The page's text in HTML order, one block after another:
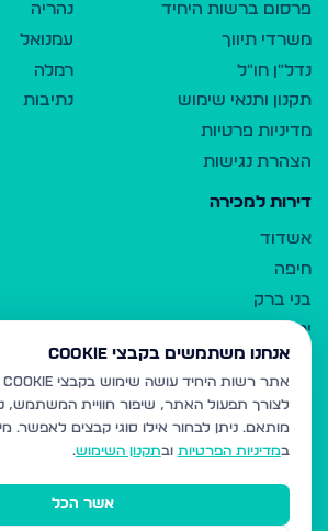
פרסום ברשות היחיד
משרדי תיווך
נדל"ן חו"ל
תקנון ותנאי שימוש
מדיניות פרטיות
הצהרת נגישות
נהריה
עמנואל
רמלה
נתיבות
דירות למכירה
אשדוד
חיפה
בני ברק
ירושלים
אלעד
גבעת זאב
בית שמש
רכסים
מודיעין עילית
אנחנו משתמשים בקבצי Cookie
לצורך תפעול האתר, שיפור חוויית המשתמש,
מותאם. ניתן לבחור אילו סוגי קבצים לאפשר.
במדיניות הפרטיות ובתקנון השימוש.
אשר הכל